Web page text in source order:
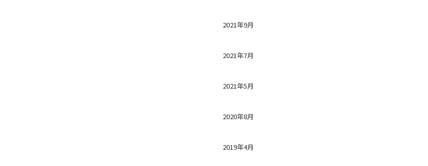
2021年9月
2021年7月
2021年5月
2020年8月
2019年4月